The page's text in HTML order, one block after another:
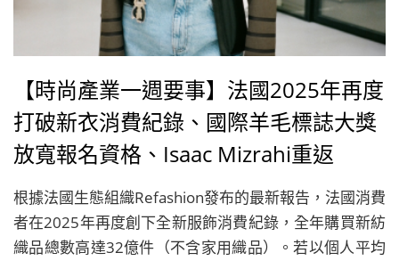
【時尚產業一週要事】法國2025年再度
打破新衣消費紀錄、國際羊毛標誌大獎
放寬報名資格、Isaac Mizrahi重返
Target、Coperni聲請進入破產接管程
序
根據法國生態組織Refashion發布的最新報告，法國消費
者在2025年再度創下全新服飾消費紀錄，全年購買新紡
織品總數高達32億件（不含家用織品）。若以個人平均